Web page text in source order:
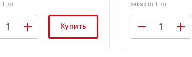
1 шт
Купить
заказ от 1 шт